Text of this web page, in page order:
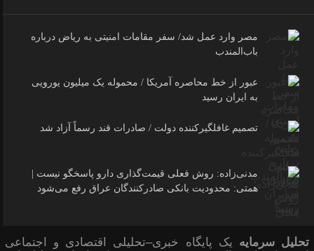
مصر وارد عمل شد/ سفر مقامات امنیتی به ریاض درباره
باب‌المندب
عبور از خط محاصره آمریکا / محموله یک میلیون یورویی
به ایران رسید
تصمیم غافلگیرکننده دولت / صادرات قند رسماً آزاد شد
مدنی‌زاده: روش فعلی قیمت‌گذاری دارو پاسخگو نیست |
همتی: محدودیت بانکی صادرکنندگان عراق رفع می‌شود
تحلیل سرمایه یک پایگاه خبری–تحلیلی اقتصادی و اجتماعی